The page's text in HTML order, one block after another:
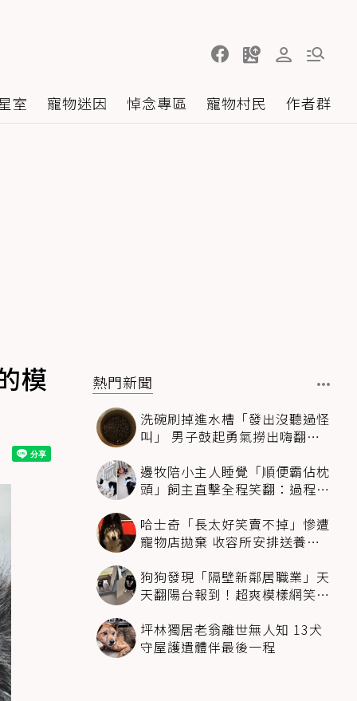
室 寵物迷因 悼念專區 寵物村民 作者群
模
熱門新聞
洗碗刷掉進水槽「發出沒聽過怪
叫」 男子鼓起勇氣撈出嗨翻：
邊牧陪小主人睡覺「順便霸佔枕
頭」飼主直擊全程笑翻：過程絲
哈士奇「長太好笑賣不掉」慘遭
寵物店拋棄 收容所安排送養活
狗狗發現「隔壁新鄰居職業」天
天翻陽台報到！超爽模樣網笑
坪林獨居老翁離世無人知 13犬
守屋護遺體伴最後一程